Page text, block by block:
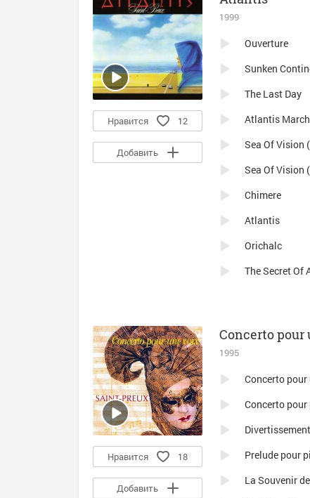
1999
Нравится 12
Добавить
Ouverture
Sunken
The Last Day
Atlantis March
Sea Of Vision
Sea Of Vision
Chimere
Atlantis
Orichalc
The Secret Of
Concerto pour
1995
Нравится 18
Добавить
Concerto pour
Concerto
Divertissement
Prelude pour
La Souvenir